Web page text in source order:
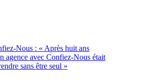
Nous : « Après huit ans
agence avec Confiez-Nous était
sans être seul »